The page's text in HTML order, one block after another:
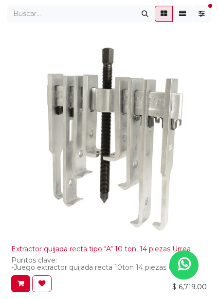
Extractor quijada recta tipo "A" 10 ton, 14 piezas Urrea
Puntos clave:
-Juego extractor quijada recta 10ton 14 piezas Urrea
-Tornillo forzador de acero tratado; cuenta con un
hexágono para poder maniobrar mediante un dado y
matraca y una punta flotante que ejerce la fuerza de
$ 6,719.00